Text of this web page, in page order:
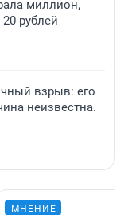
миллион,
рублей
взрыв: его
неизвестна.
МНЕНИЕ